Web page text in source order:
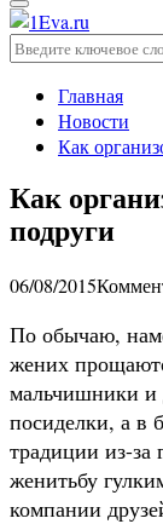
Основное
меню
Искать:
Главная
Новости
Как
Как
подруги
06/08/2015
По обычаю,
жених
мальчишники и
посиделки, а в
традиции из-за
женитьбу
компании